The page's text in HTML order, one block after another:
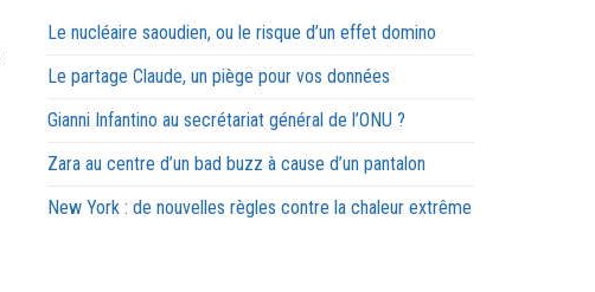
Le nucléaire saoudien, ou le risque d’un effet domino
Le partage Claude, un piège pour vos données
Gianni Infantino au secrétariat général de l’ONU ?
Zara au centre d’un bad buzz à cause d’un pantalon
New York : de nouvelles règles contre la chaleur extrême